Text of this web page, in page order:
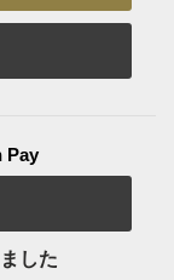
Pay
した